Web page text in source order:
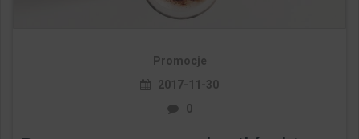
Promocje
2017-11-30
0